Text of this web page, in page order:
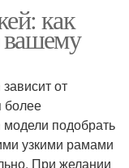
как
вашему
от
более
подобрать
узкими рамами
При желании